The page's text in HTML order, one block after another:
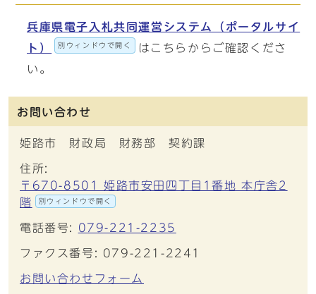
兵庫県電子入札共同運営システム（ポータルサイ
ト）
別ウィンドウで開く
はこちらからご確認くださ
い。
お問い合わせ
姫路市 財政局 財務部 契約課
住所:
〒670-8501 姫路市安田四丁目1番地 本庁舎2
階
別ウィンドウで開く
電話番号: 079-221-2235
ファクス番号: 079-221-2241
お問い合わせフォーム